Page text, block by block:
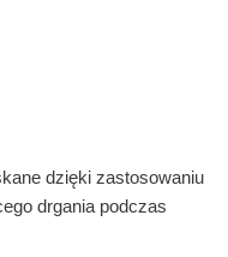
dzięki zastosowaniu
drgania podczas